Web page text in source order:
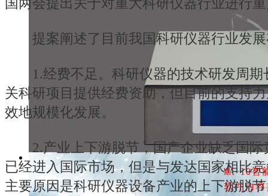
提案阐述了目前我国科研仪器行业发展
1.经费不足。科研仪器的技术研发周期
关科研项目提供经费资助，但目前的支持
效地规模化发展。
2.产业上下游脱节，国产企业缺乏国际
已经进入国际市场，但是与发达国家相比
主要原因是科研仪器设备产业的上下游脱